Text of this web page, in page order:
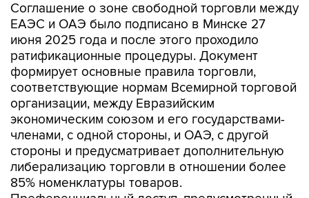
Соглашение о зоне свободной торговли между
ЕАЭС и ОАЭ было подписано в Минске 27
июня 2025 года и после этого проходило
ратификационные процедуры. Документ
формирует основные правила торговли,
соответствующие нормам Всемирной торговой
организации, между Евразийским
экономическим союзом и его государствами-
членами, с одной стороны, и ОАЭ, с другой
стороны и предусматривает дополнительную
либерализацию торговли в отношении более
85% номенклатуры товаров.